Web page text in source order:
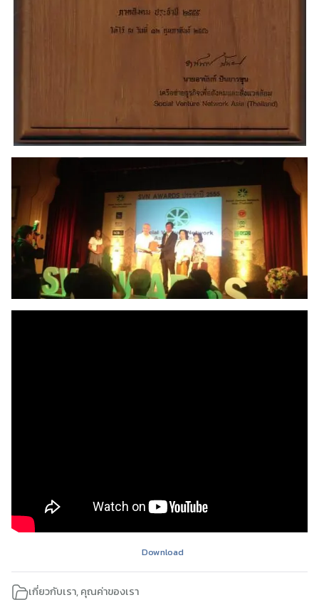
Download
เกี่ยวกับเรา,คุณค่าของเรา